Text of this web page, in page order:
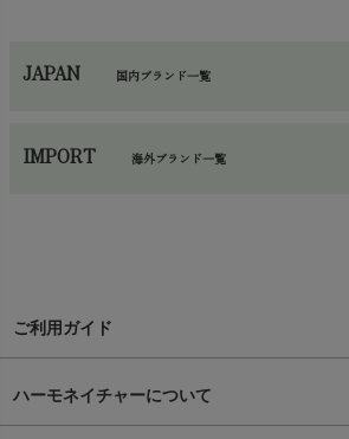
JAPAN 国内ブランド一覧
IMPORT海外ブランド一覧
Hatley（ハットレイ）
kidscase（キッズケース）
LITTLE INDIANS（リトルインディアンズ）
L'ovedbaby（ラブドベビー）
ご利用ガイド
ギフトラッピングchevron_right
ハーモネイチャーについて